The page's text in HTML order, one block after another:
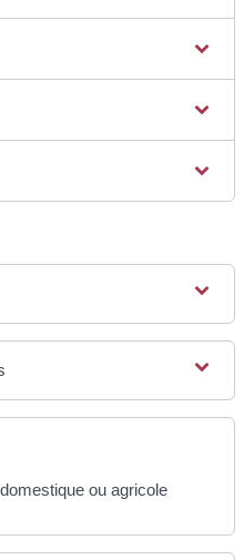
ou agricole